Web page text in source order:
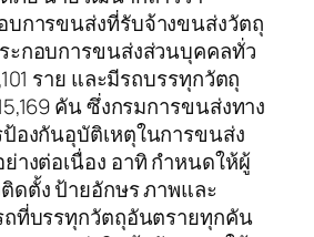
การขนส่งที่รับจ้างขนส่งวัตถุ
ะกอบการขนส่งส่วนบุคคลทั่ว
ราย และมีรถบรรทุกวัตถุ
คัน ซึ่งกรมการขนส่งทาง
องกันอุบัติเหตุในการขนส่ง
างต่อเนื่อง อาทิ กำหนดให้ผู้
ดตั้ง ป้ายอักษร ภาพและ
ถที่บรรทุกวัตถุอันตรายทุกคัน